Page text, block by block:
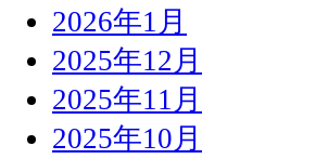
2026年1月
2025年12月
2025年11月
2025年10月